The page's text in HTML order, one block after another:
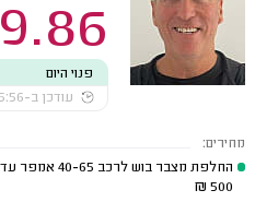
9.86
פנוי היום
עודכן ב-15:56
מחירים:
החלפת מצבר בוש לרכב 40-65 אמפר עד בית הלקוח
500
₪